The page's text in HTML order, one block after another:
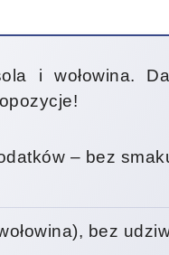
i wołowina.
– bez
bez